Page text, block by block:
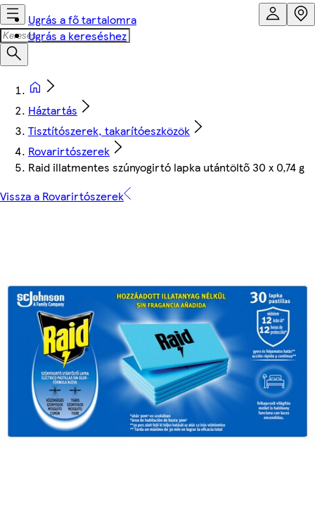
Ugrás a fő tartalomra
Ugrás a kereséshez
Háztartás
Tisztítószerek, takarítóeszközök
Rovarirtószerek
Raid illatmentes szúnyogirtó lapka utántöltő 30 x 0,74 g
Vissza a Rovarirtószerek